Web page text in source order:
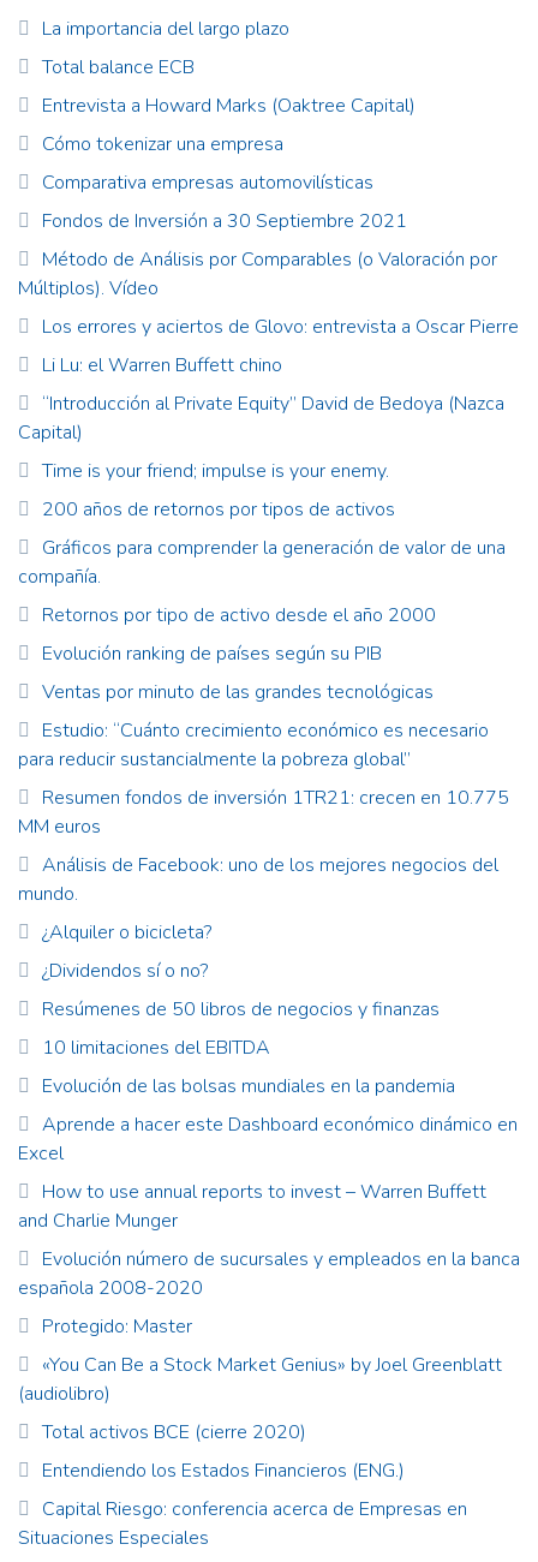
La importancia del largo plazo
Total balance ECB
Entrevista a Howard Marks (Oaktree Capital)
Cómo tokenizar una empresa
Comparativa empresas automovilísticas
Fondos de Inversión a 30 Septiembre 2021
Método de Análisis por Comparables (o Valoración por
Múltiplos). Vídeo
Los errores y aciertos de Glovo: entrevista a Oscar Pierre
Li Lu: el Warren Buffett chino
“Introducción al Private Equity” David de Bedoya (Nazca
Capital)
Time is your friend; impulse is your enemy.
200 años de retornos por tipos de activos
Gráficos para comprender la generación de valor de una
compañía.
Retornos por tipo de activo desde el año 2000
Evolución ranking de países según su PIB
Ventas por minuto de las grandes tecnológicas
Estudio: “Cuánto crecimiento económico es necesario
para reducir sustancialmente la pobreza global”
Resumen fondos de inversión 1TR21: crecen en 10.775
MM euros
Análisis de Facebook: uno de los mejores negocios del
mundo.
¿Alquiler o bicicleta?
¿Dividendos sí o no?
Resúmenes de 50 libros de negocios y finanzas
10 limitaciones del EBITDA
Evolución de las bolsas mundiales en la pandemia
Aprende a hacer este Dashboard económico dinámico en
Excel
How to use annual reports to invest – Warren Buffett
and Charlie Munger
Evolución número de sucursales y empleados en la banca
española 2008-2020
Protegido: Master
«You Can Be a Stock Market Genius» by Joel Greenblatt
(audiolibro)
Total activos BCE (cierre 2020)
Entendiendo los Estados Financieros (ENG.)
Capital Riesgo: conferencia acerca de Empresas en
Situaciones Especiales